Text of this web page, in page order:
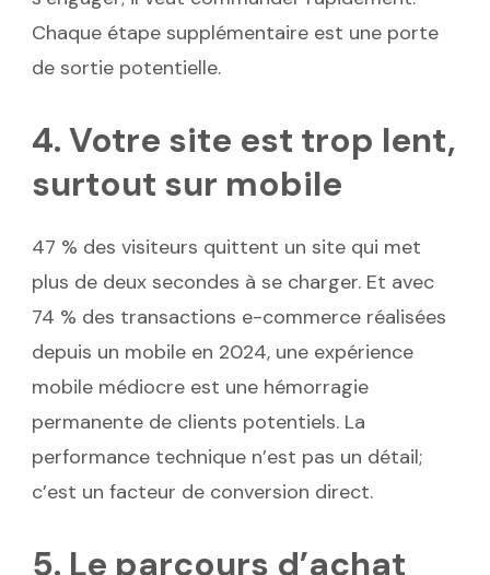
Chaque étape supplémentaire est une porte
de sortie potentielle.
4. Votre site est trop lent,
surtout sur mobile
47 % des visiteurs quittent un site qui met
plus de deux secondes à se charger. Et avec
74 % des transactions e-commerce réalisées
depuis un mobile en 2024, une expérience
mobile médiocre est une hémorragie
permanente de clients potentiels. La
performance technique n’est pas un détail;
c’est un facteur de conversion direct.
5. Le parcours d’achat